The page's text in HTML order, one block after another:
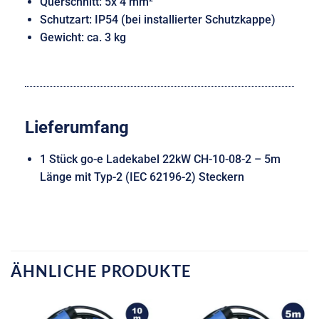
Schutzart: IP54 (bei installierter Schutzkappe)
Gewicht: ca. 3 kg
Lieferumfang
1 Stück go-e Ladekabel 22kW CH-10-08-2 – 5m
Länge mit Typ-2 (IEC 62196-2) Steckern
ÄHNLICHE PRODUKTE